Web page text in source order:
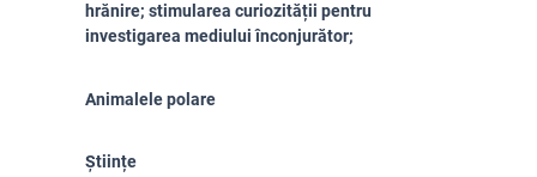
hrănire; stimularea curiozității pentru
investigarea mediului înconjurător;
Animalele polare
Științe